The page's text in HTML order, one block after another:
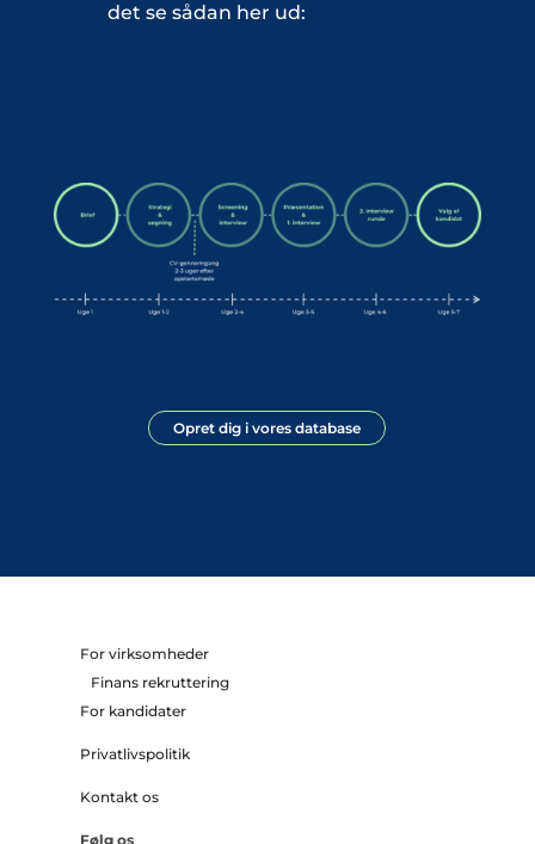
det se sådan her ud:
Opret dig i vores database
For virksomheder
Finans rekruttering
For kandidater
Privatlivspolitik
Kontakt os
Følg os